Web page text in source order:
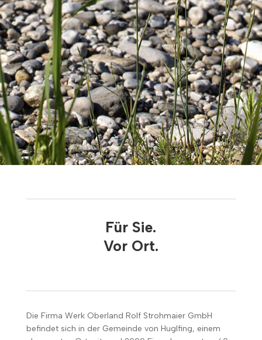
Für Sie.
Vor Ort.
Die Firma Werk Oberland Rolf Strohmaier GmbH
befindet sich in der Gemeinde von Huglfing, einem